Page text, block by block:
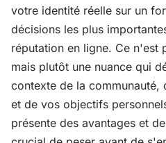
votre identité réelle sur un
décisions les plus
réputation en ligne. Ce n'est
mais plutôt une nuance qui
contexte de la communauté,
et de vos objectifs
présente des avantages et